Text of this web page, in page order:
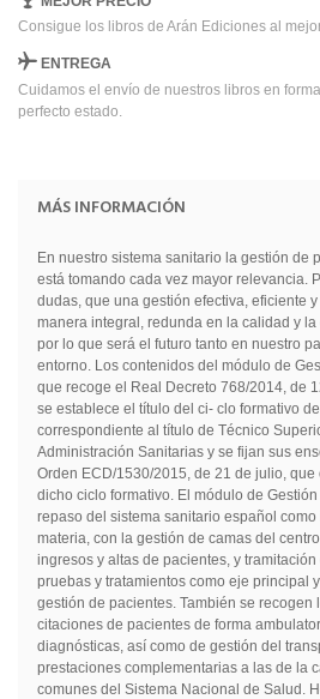
Consigue los libros de Arán Ediciones al
ENTREGA
Cuidamos el envío de nuestros libros en
perfecto estado.
MÁS INFORMACIÓN
En nuestro sistema sanitario la gestión de
está tomando cada vez mayor relevancia.
dudas, que una gestión efectiva, eficiente
manera integral, redunda en la calidad y
por lo que será el futuro tanto en nuestro
entorno. Los contenidos del módulo de
que recoge el Real Decreto 768/2014, de
se establece el título del ci- clo formativo
correspondiente al título de Técnico
Administración Sanitarias y se fijan sus
Orden ECD/1530/2015, de 21 de julio,
dicho ciclo formativo. El módulo de
repaso del sistema sanitario español
materia, con la gestión de camas del
ingresos y altas de pacientes, y
pruebas y tratamientos como eje principal
gestión de pacientes. También se recogen
citaciones de pacientes de forma
diagnósticas, así como de gestión del
prestaciones complementarias a las de la
comunes del Sistema Nacional de Salud.